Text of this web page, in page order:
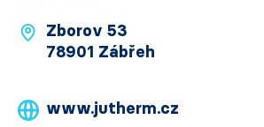
Zborov 53
78901 Zábřeh
www.jutherm.cz